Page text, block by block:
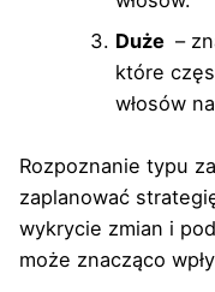
Duże –
które
włosów
Rozpoznanie typu
zaplanować
wykrycie zmian i
może znacząco